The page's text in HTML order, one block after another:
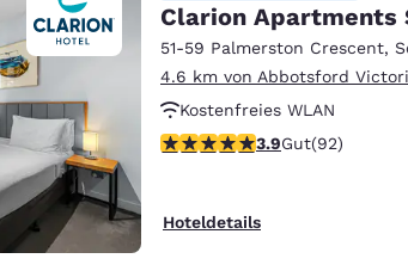
Clarion Apartments
51-59 Palmerston Crescent,
4.6 km von Abbotsford
Kostenfreies WLAN
Kostenfreies „Grab &
3.89-Sterne-Bewertung. Gut.
3.9Gut(92)
Hoteldetails